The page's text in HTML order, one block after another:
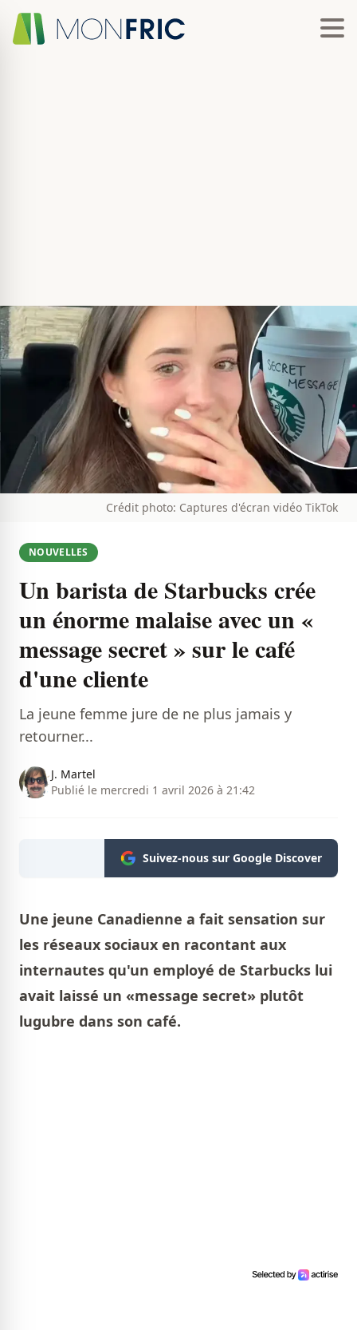
Crédit photo: Captures d'écran vidéo TikTok
NOUVELLES
Un barista de Starbucks crée
un énorme malaise avec un «
message secret » sur le café
d'une cliente
La jeune femme jure de ne plus jamais y
retourner...
J. Martel
Publié le mercredi 1 avril 2026 à 21:42
Suivez-nous sur Google Discover
Une jeune Canadienne a fait sensation sur
les réseaux sociaux en racontant aux
internautes qu'un employé de Starbucks lui
avait laissé un «message secret» plutôt
lugubre dans son café.